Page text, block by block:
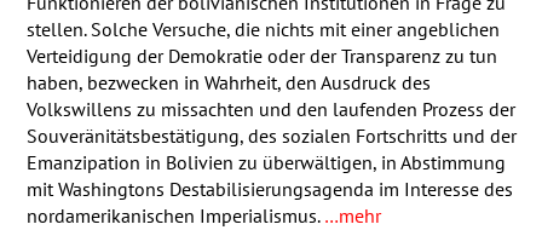
stellen. Solche Versuche, die nichts mit einer angeblichen
Verteidigung der Demokratie oder der Transparenz zu tun
haben, bezwecken in Wahrheit, den Ausdruck des
Volkswillens zu missachten und den laufenden Prozess der
Souveränitätsbestätigung, des sozialen Fortschritts und der
Emanzipation in Bolivien zu überwältigen, in Abstimmung
mit Washingtons Destabilisierungsagenda im Interesse des
nordamerikanischen Imperialismus. …mehr